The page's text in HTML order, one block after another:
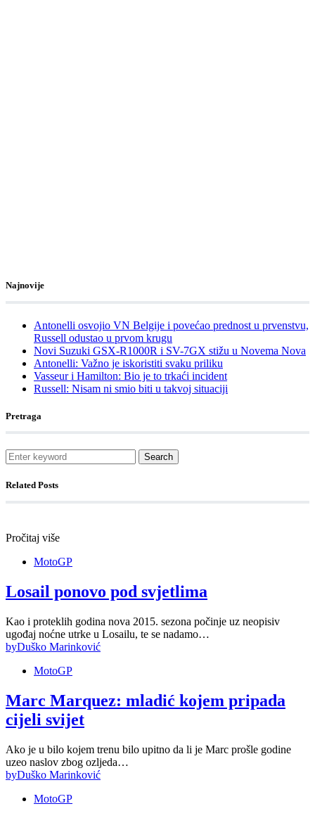
Najnovije
Antonelli osvojio VN Belgije i povećao prednost u prvenstvu,
Russell odustao u prvom krugu
Novi Suzuki GSX-R1000R i SV-7GX stižu u Novema Nova
Antonelli: Važno je iskoristiti svaku priliku
Vasseur i Hamilton: Bio je to trkaći incident
Russell: Nisam ni smio biti u takvoj situaciji
Pretraga
Search
Related Posts
Pročitaj više
MotoGP
Losail ponovo pod svjetlima
Kao i proteklih godina nova 2015. sezona počinje uz neopisiv
ugođaj noćne utrke u Losailu, te se nadamo…
byDuško Marinković
MotoGP
Marc Marquez: mladić kojem pripada
cijeli svijet
Ako je u bilo kojem trenu bilo upitno da li je Marc prošle godine
uzeo naslov zbog ozljeda…
byDuško Marinković
MotoGP